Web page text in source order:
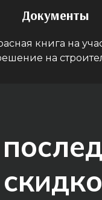
Документы
книга на
на